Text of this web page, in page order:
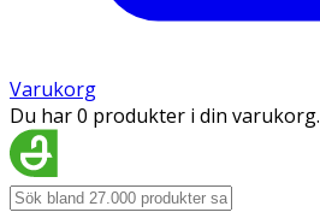
Varukorg
Du har 0 produkter i din varukorg.